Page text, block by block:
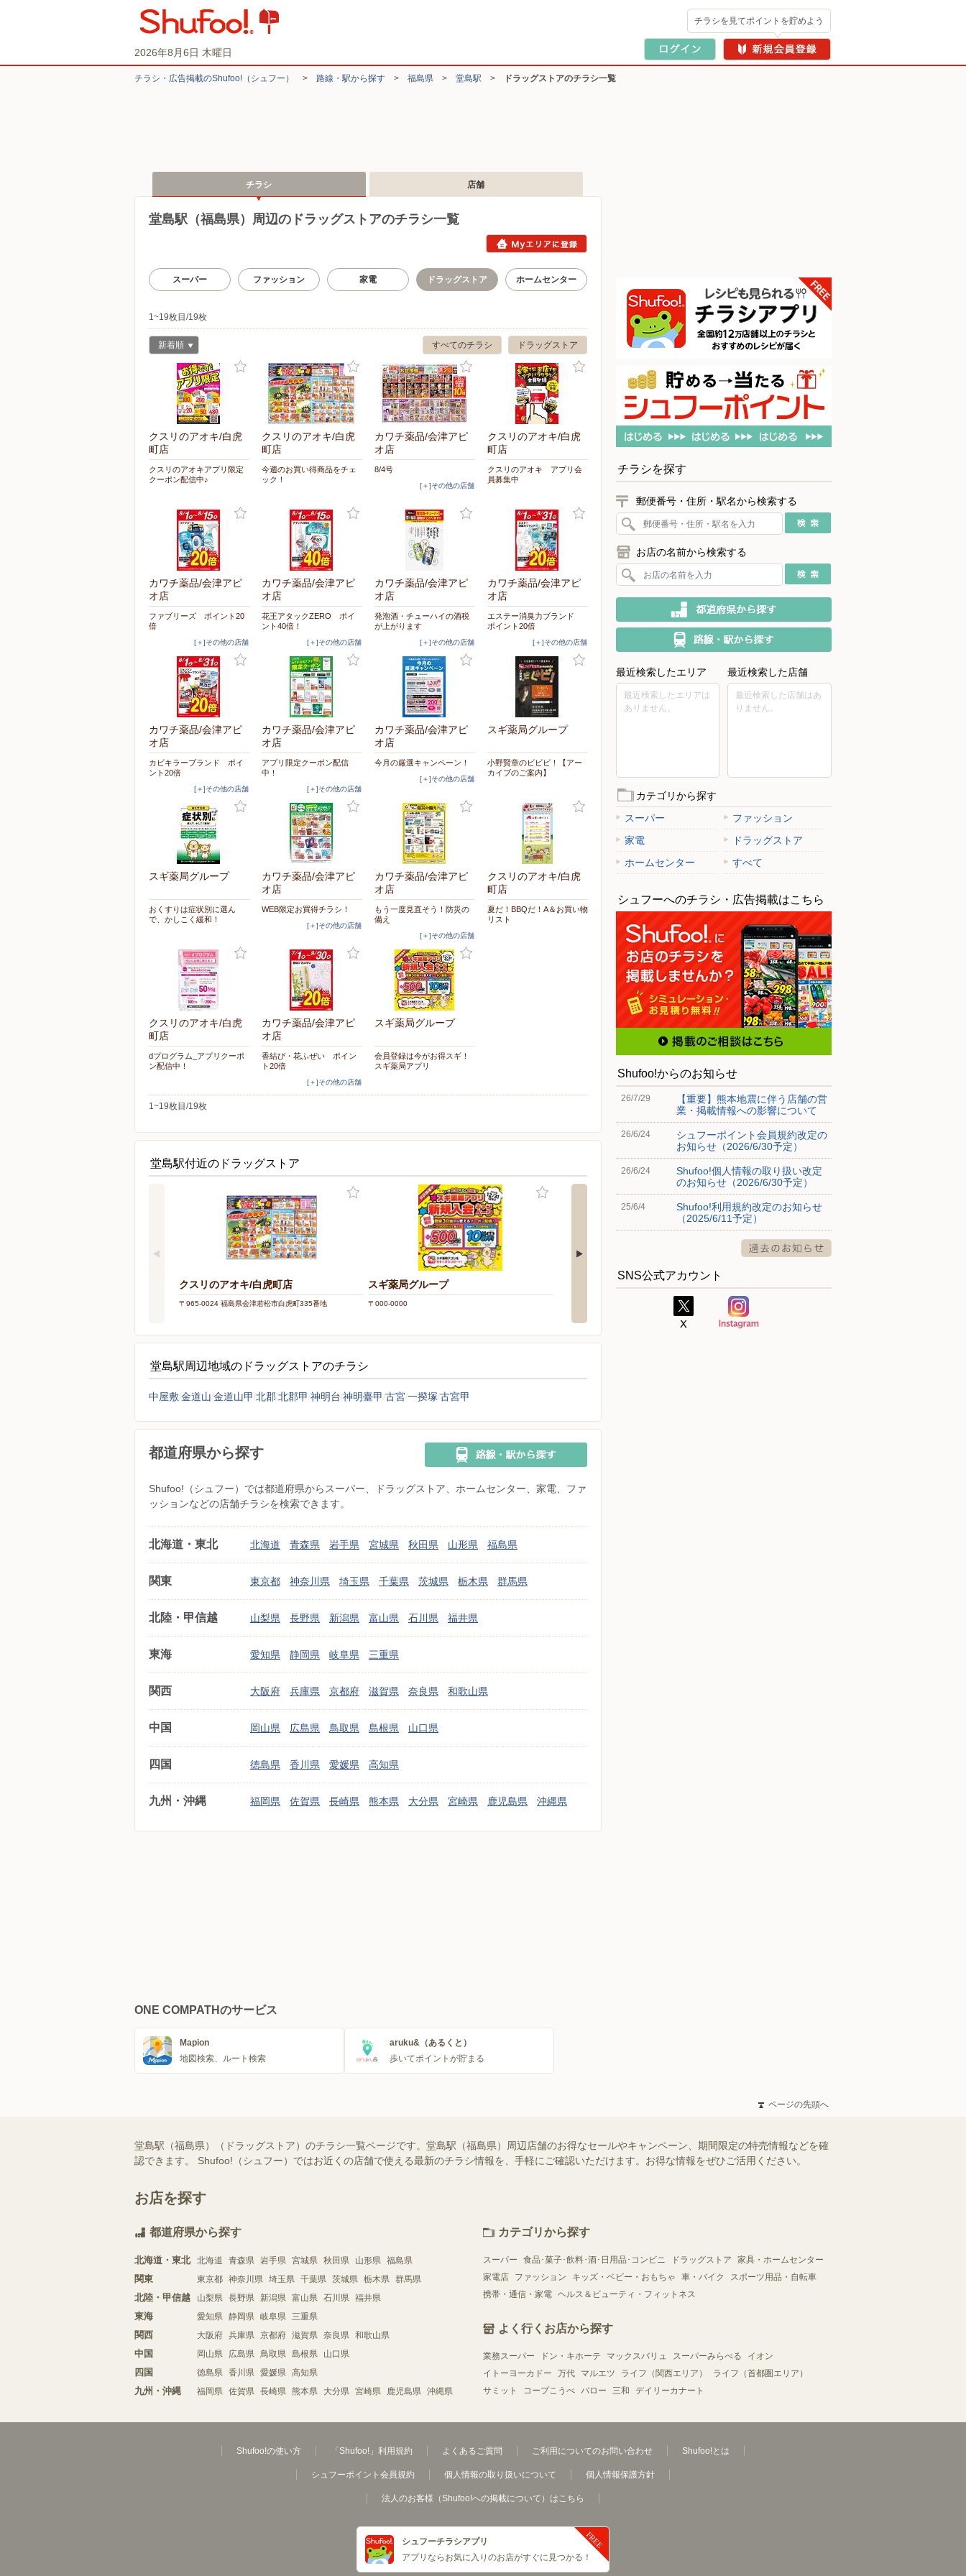
2026年8月6日 木曜日
チラシを見てポイントを貯めよう
チラシ・​広告掲載の​Shufoo!​（シュフー） > 路線・駅から探す > 福島県 > 堂島駅 > ドラッグストアのチラシ一覧
チラシ 店舗
堂島駅（福島県）周辺のドラッグストアのチラシ一覧
スーパー ファッション 家電 ドラッグストア ホームセンター
1~19枚目/19枚
ドラッグストア
すべてのチラシ
新着順
クスリのアオキ/白虎
町店
クスリのアオキアプリ限定
クーポン配信中♪
クスリのアオキ/白虎
町店
今週のお買い得商品をチェ
ック！
カワチ薬品/会津アピ
オ店
8/4号
[＋]その他の店舗
クスリのアオキ/白虎
町店
クスリのアオキ アプリ会
員募集中
カワチ薬品/会津アピ
オ店
ファブリーズ ポイント20
倍
[＋]その他の店舗
カワチ薬品/会津アピ
オ店
花王アタックZERO ポイ
ント40倍！
[＋]その他の店舗
カワチ薬品/会津アピ
オ店
発泡酒・チューハイの酒税
が上がります
[＋]その他の店舗
カワチ薬品/会津アピ
オ店
エステー消臭力ブランド
ポイント20倍
[＋]その他の店舗
カワチ薬品/会津アピ
オ店
カビキラーブランド ポイ
ント20倍
[＋]その他の店舗
カワチ薬品/会津アピ
オ店
アプリ限定クーポン配信
中！
[＋]その他の店舗
カワチ薬品/会津アピ
オ店
今月の厳選キャンペーン！
[＋]その他の店舗
スギ薬局グループ
小野賢章のビビビ！【アー
カイブのご案内】
スギ薬局グループ
おくすりは症状別に選ん
で、かしこく緩和！
カワチ薬品/会津アピ
オ店
WEB限定お買得チラシ！
[＋]その他の店舗
カワチ薬品/会津アピ
オ店
もう一度見直そう！防災の
備え
[＋]その他の店舗
クスリのアオキ/白虎
町店
夏だ！BBQだ！A＆お買い物
リスト
クスリのアオキ/白虎
町店
dプログラム_アプリクーポ
ン配信中！
カワチ薬品/会津アピ
オ店
香結び・花ふぜい ポイン
ト20倍
[＋]その他の店舗
スギ薬局グループ
会員登録は今がお得スギ！
スギ薬局アプリ
1~19枚目/19枚
堂島駅付近のドラッグストア
クスリのアオキ/白虎町店
〒965-0024 福島県会津若松市白虎町335番地
スギ薬局グループ
〒000-0000
カワチ薬品/会津アピオ店
〒965-0052 福島県会津若松市町北町大字始字宮前10-3
堂島駅周辺地域のドラッグストアのチラシ
中屋敷金道山 金道山甲 北郡北郡甲 神明台 神明臺甲 古宮一揆塚 古宮甲
都道府県から探す
Shufoo!（シュフー）では都道府県からスーパー、ドラッグストア、ホームセンター、家電、ファ
ッションなどの店舗チラシを検索できます。
北海道・東北 北海道 青森県 岩手県 宮城県 秋田県 山形県 福島県
関東 東京都 神奈川県 埼玉県 千葉県 茨城県 栃木県 群馬県
北陸・甲信越 山梨県 長野県 新潟県 富山県 石川県 福井県
東海 愛知県 静岡県 岐阜県 三重県
関西 大阪府 兵庫県 京都府 滋賀県 奈良県 和歌山県
中国 岡山県 広島県 鳥取県 島根県 山口県
四国 徳島県 香川県 愛媛県 高知県
九州・沖縄 福岡県 佐賀県 長崎県 熊本県 大分県 宮崎県 鹿児島県 沖縄県
チラシを探す
郵便番号・住所・駅名から検索する
お店の名前から検索する
最近検索したエリア
最近検索したエリアは
ありません。
最近検索した店舗
最近検索した店舗はあ
りません。
カテゴリから探す
スーパー
ファッション
家電
ドラッグストア
ホームセンター
すべて
シュフーへのチラシ・広告掲載はこちら
Shufoo!からのお知らせ
26/7/29
【重要】熊本地震に伴う店舗の営
業・掲載情報への影響について
26/6/24
シュフーポイント会員規約改定の
お知らせ（2026/6/30予定）
26/6/24
Shufoo!個人情報の取り扱い改定
のお知らせ（2026/6/30予定）
25/6/4
Shufoo!利用規約改定のお知らせ
（2025/6/11予定）
SNS公式アカウント
ONE COMPATHのサービス
Mapion
地図検索、ルート検索
aruku&（あるくと）
歩いてポイントが貯まる
ページの先頭へ
堂島駅（福島県）（ドラッグストア）のチラシ一覧ページです。堂島駅（福島県）周辺店舗のお得なセールやキャンペーン、期間限定の特売情報などを確
認できます。 Shufoo!（シュフー）ではお近くの店舗で使える最新のチラシ情報を、手軽にご確認いただけます。お得な情報をぜひご活用ください。
お店を探す
都道府県から探す
北海道・東北 北海道 青森県 岩手県 宮城県 秋田県 山形県 福島県
関東 東京都 神奈川県 埼玉県 千葉県 茨城県 栃木県 群馬県
北陸・甲信越 山梨県 長野県 新潟県 富山県 石川県 福井県
東海 愛知県 静岡県 岐阜県 三重県
関西 大阪府 兵庫県 京都府 滋賀県 奈良県 和歌山県
中国 岡山県 広島県 鳥取県 島根県 山口県
四国 徳島県 香川県 愛媛県 高知県
九州・沖縄 福岡県 佐賀県 長崎県 熊本県 大分県 宮崎県 鹿児島県 沖縄県
カテゴリから探す
スーパー 食品･菓子･飲料･酒･日用品･コンビニ ドラッグストア
家具・ホームセンター
家電店
ファッション キッズ・ベビー・おもちゃ 車・バイク
スポーツ用品・自転車
携帯・通信・家電 ヘルス＆ビューティ・フィットネス
よく行くお店から探す
業務スーパー ドン・キホーテ マックスバリュ スーパーみらべる
イオン
イトーヨーカドー
万代 マルエツ ライフ（関西エリア）
ライフ（首都圏エリア）
サミット
コープこうべ バロー 三和 デイリーカナート
Shufoo!の使い方 「Shufoo!」利用規約 よくあるご質問 ご利用についてのお問い合わせ Shufoo!とは
シュフーポイント会員規約 個人情報の取り扱いについて 個人情報保護方針
法人のお客様（Shufoo!への掲載について）はこちら
シュフーチラシアプリ
アプリならお気に入りのお店がすぐに見つかる！